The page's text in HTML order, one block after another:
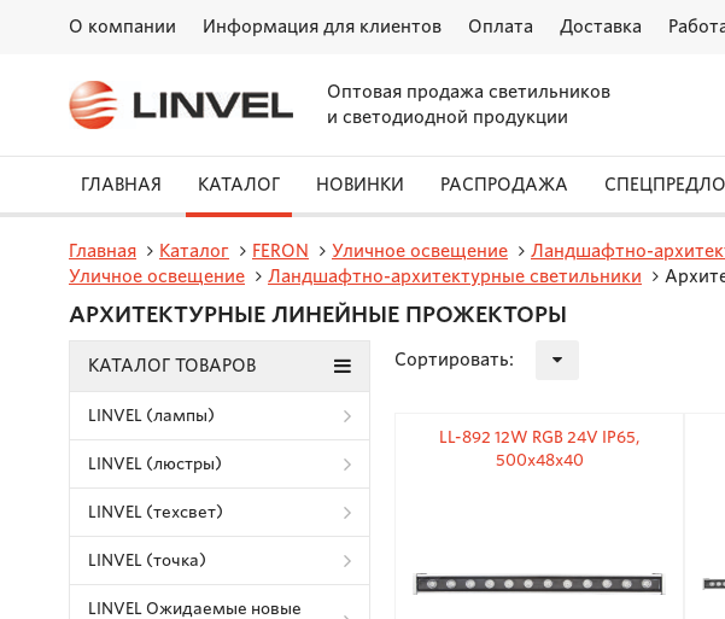
О компании Информация для клиентов Оплата Доставка
Оптовая продажа светильников
и светодиодной продукции
ГЛАВНАЯ КАТАЛОГ НОВИНКИ РАСПРОДАЖА
Главная Каталог FERON Уличное освещение Ландшафтно-
Уличное освещение
Ландшафтно-архитектурные светильники
АРХИТЕКТУРНЫЕ ЛИНЕЙНЫЕ ПРОЖЕКТОРЫ
КАТАЛОГ ТОВАРОВ
LINVEL (лампы)
LINVEL (люстры)
LINVEL (техсвет)
LINVEL (точка)
LINVEL Ожидаемые новые
Сортировать:
LL-892 12W RGB 24V IP65,
500x48x40